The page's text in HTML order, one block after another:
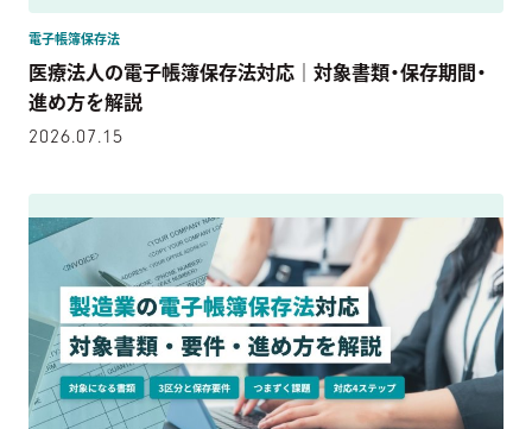
電子帳簿保存法
医療法人の電子帳簿保存法対応｜対象書類・保存期間・
進め方を解説
2026.07.15